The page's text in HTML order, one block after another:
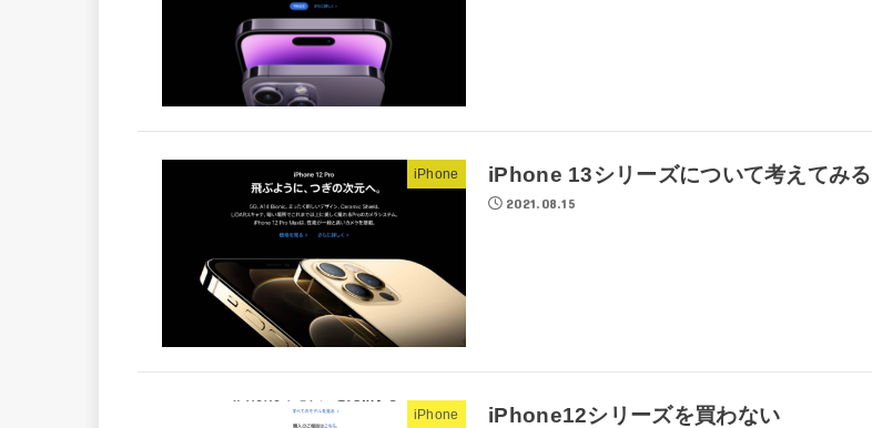
iPhone iPhone 13シリーズについて考えてみる
2021.08.15
iPhone iPhone12シリーズを買わない